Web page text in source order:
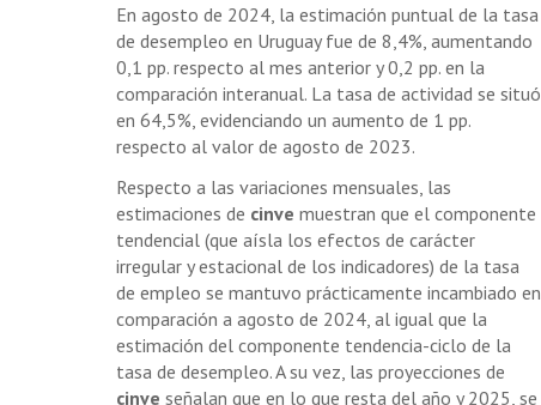
En agosto de 2024, la estimación puntual de la tasa
de desempleo en Uruguay fue de 8,4%, aumentando
0,1 pp. respecto al mes anterior y 0,2 pp. en la
comparación interanual. La tasa de actividad se situó
en 64,5%, evidenciando un aumento de 1 pp.
respecto al valor de agosto de 2023.
Respecto a las variaciones mensuales, las
estimaciones de cinve muestran que el componente
tendencial (que aísla los efectos de carácter
irregular y estacional de los indicadores) de la tasa
de empleo se mantuvo prácticamente incambiado en
comparación a agosto de 2024, al igual que la
estimación del componente tendencia-ciclo de la
tasa de desempleo. A su vez, las proyecciones de
cinve señalan que en lo que resta del año y 2025, se